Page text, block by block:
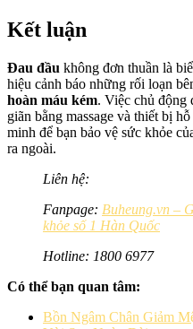
Kết luận
Đau đầu không đơn thuần là
hiệu cảnh báo những rối loạn
hoàn máu kém. Việc chủ động
giãn bằng massage và thiết bị
minh để bạn bảo vệ sức khỏe
ra ngoài.
Liên hệ:
Fanpage: Buheung.vn –
khỏe số 1 Hàn Quốc
Hotline: 1800 6977
Có thể bạn quan tâm:
Bồn Ngâm Chân Giảm